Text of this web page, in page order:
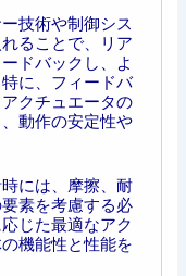
技術や制御シス
ることで、リア
ドバックし、よ
に、フィードバ
クチュエータの
動作の安定性や
には、摩擦、耐
素を考慮する必
じた最適なアク
機能性と性能を